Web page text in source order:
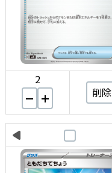
2
削除